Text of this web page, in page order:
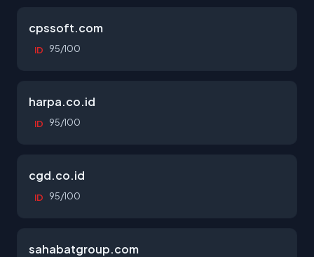
cpssoft.com
ID 95/100
harpa.co.id
ID 95/100
cgd.co.id
ID 95/100
sahabatgroup.com